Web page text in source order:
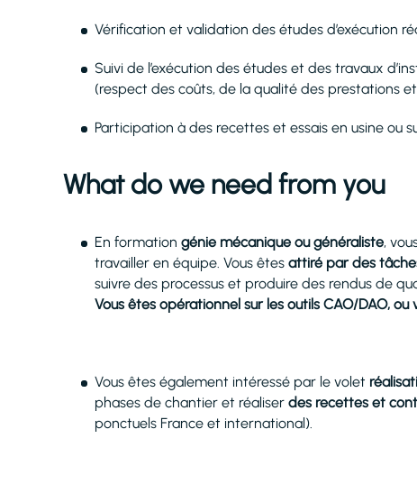
Vérification et validation des études d’exécution
Suivi de l’exécution des études et des travaux
(respect des coûts, de la qualité des prestations
Participation à des recettes et essais en usine ou
What do we need from you
En formation génie mécanique ou généraliste,
travailler en équipe. Vous êtes attiré par des
suivre des processus et produire des rendus de
Vous êtes opérationnel sur les outils CAO/DAO,
Vous êtes également intéressé par le volet
phases de chantier et réaliser des recettes et
ponctuels France et international).